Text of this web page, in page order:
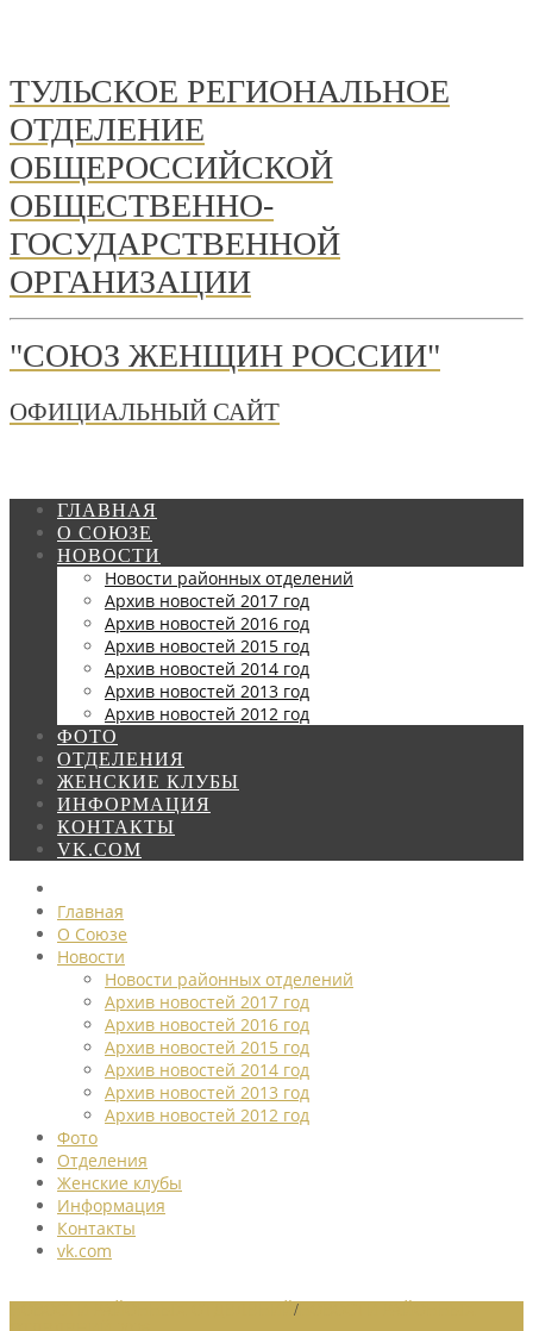
ТУЛЬСКОЕ РЕГИОНАЛЬНОЕ
ОТДЕЛЕНИЕ
ОБЩЕРОССИЙСКОЙ
ОБЩЕСТВЕННО-
ГОСУДАРСТВЕННОЙ
ОРГАНИЗАЦИИ
"СОЮЗ ЖЕНЩИН РОССИИ"
ОФИЦИАЛЬНЫЙ САЙТ
ГЛАВНАЯ
О СОЮЗЕ
НОВОСТИ
Новости районных отделений
Архив новостей 2017 год
Архив новостей 2016 год
Архив новостей 2015 год
Архив новостей 2014 год
Архив новостей 2013 год
Архив новостей 2012 год
ФОТО
ОТДЕЛЕНИЯ
ЖЕНСКИЕ КЛУБЫ
ИНФОРМАЦИЯ
КОНТАКТЫ
VK.COM
Главная
О Союзе
Новости
Новости районных отделений
Архив новостей 2017 год
Архив новостей 2016 год
Архив новостей 2015 год
Архив новостей 2014 год
Архив новостей 2013 год
Архив новостей 2012 год
Фото
Отделения
Женские клубы
Информация
Контакты
vk.com
/